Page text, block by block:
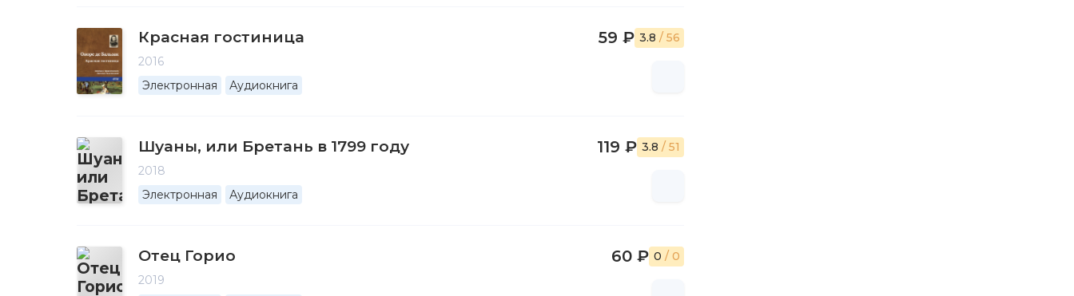
Красная гостиница
2016
Электронная
Аудиокнига
59 ₽ 3.8 / 56
Шуаны, или Бретань в 1799 году
2018
Электронная
Аудиокнига
119 ₽ 3.8 / 51
Отец Горио
2019
60 ₽ 0 / 0